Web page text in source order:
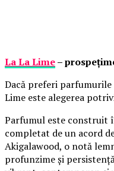
La La Lime–
Dacă preferi parfumurile
Lime este alegerea
Parfumul este construit
completat de un acord
Akigalawood, o notă
profunzime și